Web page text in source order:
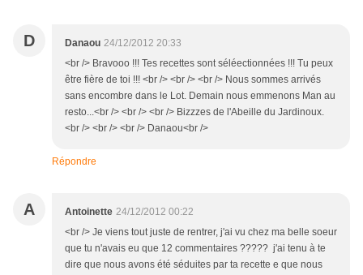
D Danaou 24/12/2012 20:33
<br /> Bravooo !!! Tes recettes sont séléectionnées !!! Tu peux
être fière de toi !!! <br /> <br /> <br /> Nous sommes arrivés
sans encombre dans le Lot. Demain nous emmenons Man au
resto...<br /> <br /> <br /> Bizzzes de l'Abeille du Jardinoux.
<br /> <br /> <br /> Danaou<br />
Répondre
A Antoinette 24/12/2012 00:22
<br /> Je viens tout juste de rentrer, j'ai vu chez ma belle soeur
que tu n'avais eu que 12 commentaires ????? j'ai tenu à te
dire que nous avons été séduites par ta recette e que nous